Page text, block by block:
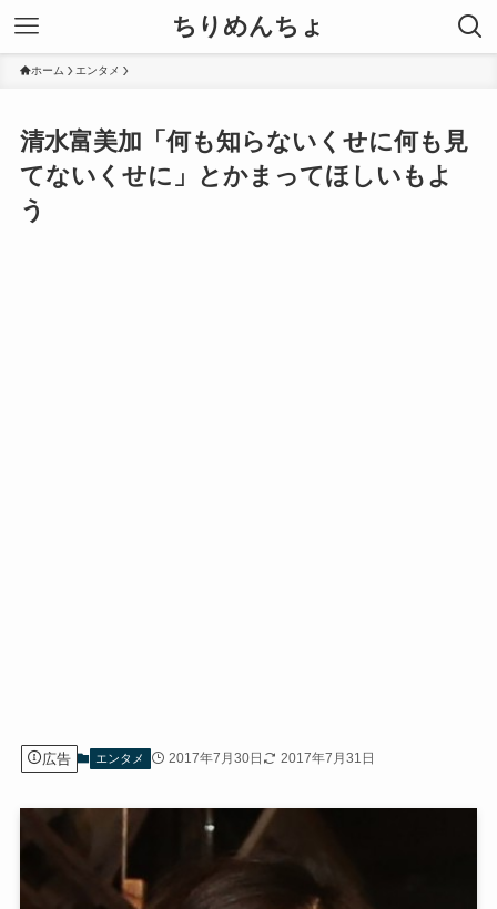
ちりめんちょ
ホーム エンタメ
清水富美加「何も知らないくせに何も見
てないくせに」とかまってほしいもよ
う
広告 エンタメ 2017年7月30日 2017年7月31日